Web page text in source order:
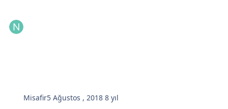
Misafir5 Ağustos , 20188 yıl